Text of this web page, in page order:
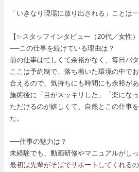
「いきなり現場に放り出される」ことは
【✨スタッフインタビュー（20代／女性）
──この仕事を続けている理由は？
前の仕事は忙しくて余裕がなく、毎日バタ
ここは予約制で、落ち着いた環境の中で
合えるので、気持ちにも時間にも余裕があ
施術後に「目がスッキリした」「楽にな
ただけるのが嬉しくて、自然とこの仕事
た。
──仕事の魅力は？
未経験でも、動画研修やマニュアルがし
最初は先輩がそばでサポートしてくれるの